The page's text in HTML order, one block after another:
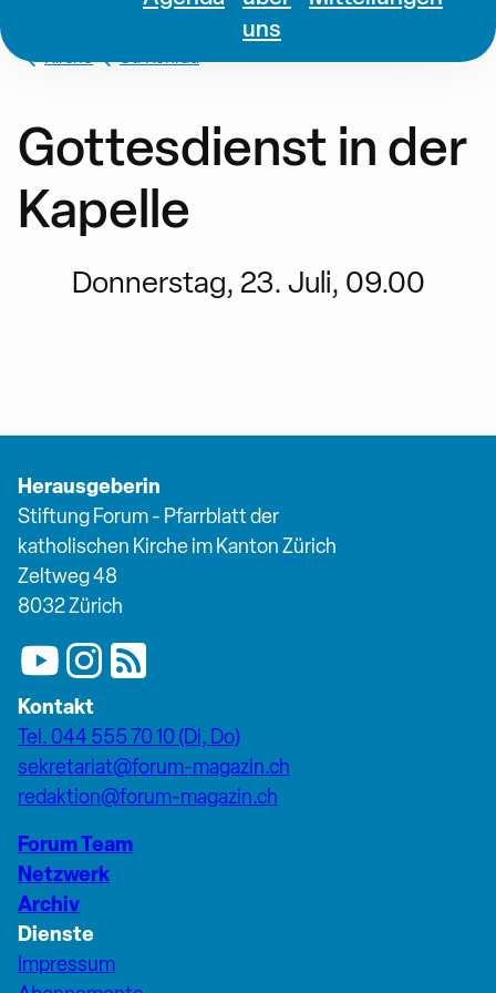
uns
Kirche St. Konrad
Gottesdienst in der
Kapelle
Donnerstag, 23. Juli, 09.00
Herausgeberin
Stiftung Forum - Pfarrblatt der
katholischen Kirche im Kanton Zürich
Zeltweg 48
8032 Zürich
Kontakt
Tel. 044 555 70 10 (Di, Do)
sekretariat@forum-magazin.ch
redaktion@forum-magazin.ch
Forum Team
Netzwerk
Archiv
Dienste
Impressum